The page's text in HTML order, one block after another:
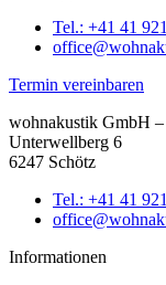
Tel.: +41 41
Termin vereinbaren
wohnakustik GmbH
Unterwellberg 6
6247 Schötz
Tel.: +41 41
Informationen